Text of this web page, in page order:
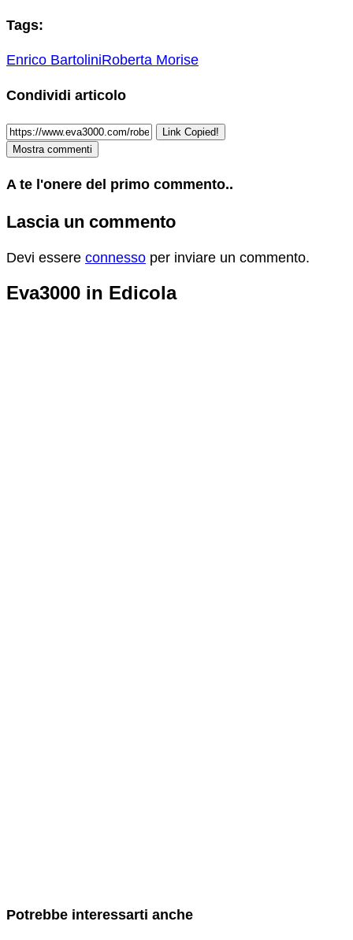
Tags:
Enrico BartoliniRoberta Morise
Condividi articolo
Link Copied!
Mostra commenti
A te l'onere del primo commento..
Lascia un commento
Devi essere connesso per inviare un commento.
Eva3000 in Edicola
Potrebbe interessarti anche